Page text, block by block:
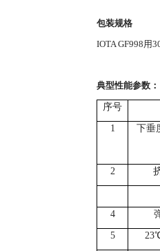
包装规格
IOTA GF998用
典型性能参数：
序号
1 下垂
2
4
5 23